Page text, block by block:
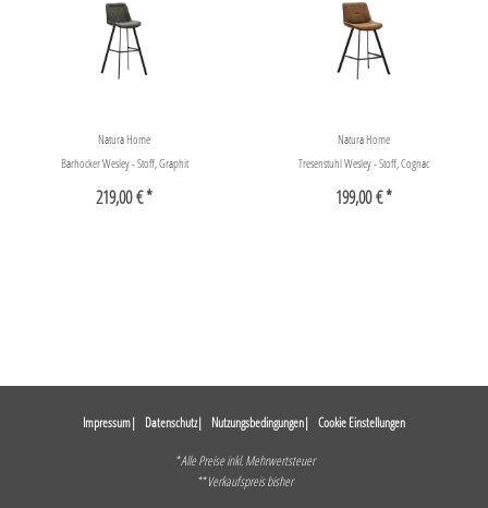
Natura Home
Barhocker Wesley - Stoff, Graphit
219,00 € *
Natura Home
Tresenstuhl Wesley - Stoff, Cognac
199,00 € *
Impressum Datenschutz Nutzungsbedingungen Cookie Einstellungen
* Alle Preise inkl. Mehrwertsteuer
** Verkaufspreis bisher